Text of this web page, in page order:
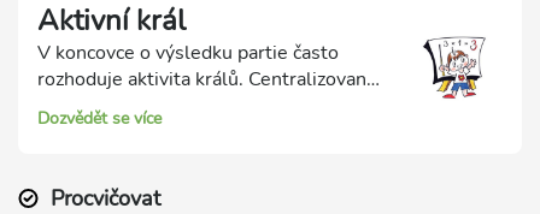
Aktivní král
V koncovce o výsledku partie často
rozhoduje aktivita králů. Centralizovaný
král (postavený blízko středu) má v
koncovkách obrovskou sílu!
Dozvědět se více
Procvičovat